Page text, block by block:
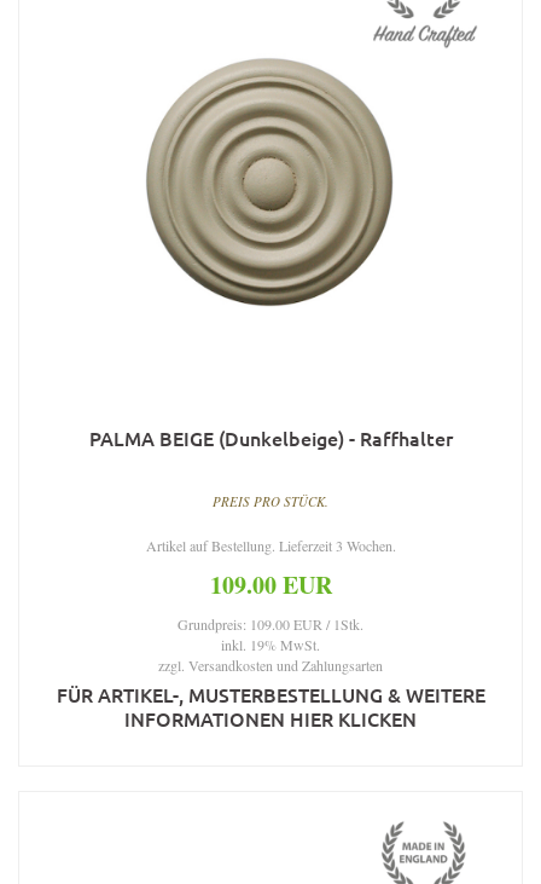
PALMA BEIGE (Dunkelbeige) - Raffhalter
PREIS PRO STÜCK.
Artikel auf Bestellung. Lieferzeit 3 Wochen.
109.00 EUR
Grundpreis: 109.00 EUR / 1Stk.
inkl. 19% MwSt.
zzgl. Versandkosten und Zahlungsarten
FÜR ARTIKEL-, MUSTERBESTELLUNG & WEITERE
INFORMATIONEN HIER KLICKEN